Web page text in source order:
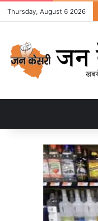
Thursday, August 6 2026